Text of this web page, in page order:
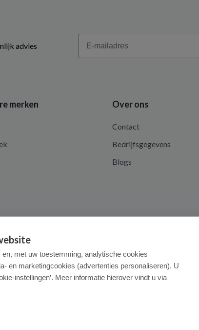
advies
Email
merken Over ons
Contact
Bedrijfsgegevens
Blogs
met uw toestemming, analytische cookies
en marketingcookies (advertenties personaliseren). U
instellingen’. Meer informatie hierover vindt u via